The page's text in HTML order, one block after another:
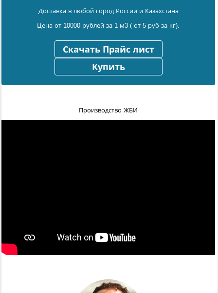
Доставка в любой город России и Казахстана
Цена от 10000 рублей за 1 м3 ( от 5 руб за кг).
Скачать Прайс лист
Купить
Производство ЖБИ